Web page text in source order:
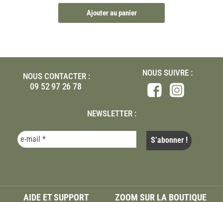
Ajouter au panier
NOUS CONTACTER :
09 52 97 26 78
NOUS SUIVRE :
NEWSLETTER :
AIDE ET SUPPORT ZOOM SUR LA BOUTIQUE